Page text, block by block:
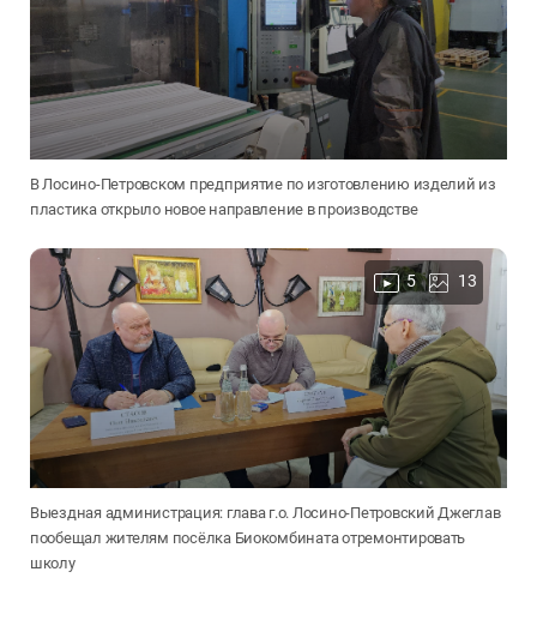
В Лосино-Петровском предприятие по изготовлению изделий из
пластика открыло новое направление в производстве
5 13
Выездная администрация: глава г.о. Лосино-Петровский Джеглав
пообещал жителям посёлка Биокомбината отремонтировать
школу